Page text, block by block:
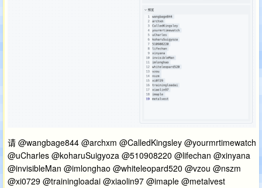
请 @wangbage844 @archxm @CalledKingsley @yourmrtimewatch
@uCharles @koharuSuigyoza @510908220 @lifechan @xinyana
@invisibleMan @imlonghao @whiteleopard520 @vzou @nszm
@xi0729 @trainingloadai @xiaolin97 @imaple @metalvest